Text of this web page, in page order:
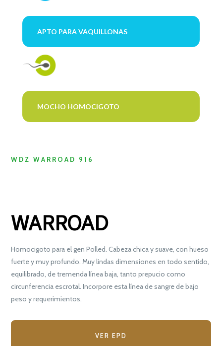
APTO PARA VAQUILLONAS
MOCHO HOMOCIGOTO
WDZ WARROAD 916
WARROAD
Homocigoto para el gen Polled. Cabeza chica y suave, con hueso
fuerte y muy profundo. Muy lindas dimensiones en todo sentido,
equilibrado, de tremenda línea baja, tanto prepucio como
circunferencia escrotal. Incorpore esta línea de sangre de bajo
peso y requerimientos.
VER EPD